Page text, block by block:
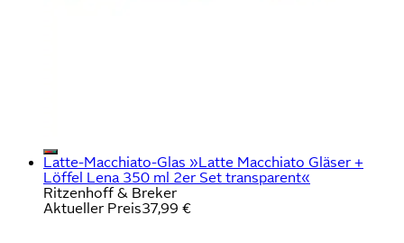
Latte-Macchiato-Glas »Latte Macchiato Gläser +
Löffel Lena 350 ml 2er Set transparent«
Ritzenhoff & Breker
Aktueller Preis37,99 €